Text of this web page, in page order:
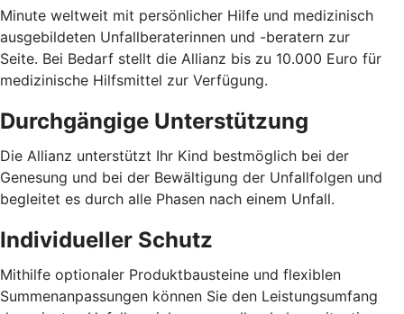
Minute weltweit mit persönlicher Hilfe und medizinisch
ausgebildeten Unfallberaterinnen und -beratern zur
Seite. Bei Bedarf stellt die Allianz bis zu 10.000 Euro für
medizinische Hilfsmittel zur Verfügung.
Durchgängige Unterstützung
Die Allianz unterstützt Ihr Kind bestmöglich bei der
Genesung und bei der Bewältigung der Unfallfolgen und
begleitet es durch alle Phasen nach einem Unfall.
Individueller Schutz
Mithilfe optionaler Produktbausteine und flexiblen
Summenanpassungen können Sie den Leistungsumfang